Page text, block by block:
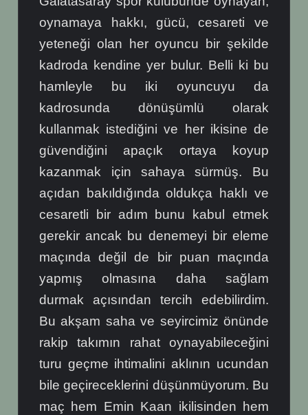
oynamaya hakkı, gücü, cesareti ve
yeteneği olan her oyuncu bir şekilde
kadroda kendine yer bulur. Belli ki bu
hamleyle bu iki oyuncuyu da
kadrosunda dönüşümlü olarak
kullanmak istediğini ve her ikisine de
güvendiğini apaçık ortaya koyup
kazanmak için sahaya sürmüş. Bu
açıdan bakıldığında oldukça haklı ve
cesaretli bir adım bunu kabul etmek
gerekir ancak bu denemeyi bir eleme
maçında değil de bir puan maçında
yapmış olmasına daha sağlam
durmak açısından tercih edebilirdim.
Bu akşam saha ve seyircimiz önünde
rakip takımın rahat oynayabileceğini
turu geçme ihtimalini aklının ucundan
bile geçireceklerini düşünmüyorum. Bu
maç hem Emin Kaan ikilisinden hem